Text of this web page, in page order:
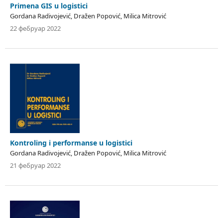
Primena GIS u logistici
Gordana Radivojević, Dražen Popović, Milica Mitrović
22 фебруар 2022
Kontroling i performanse u logistici
Gordana Radivojević, Dražen Popović, Milica Mitrović
21 фебруар 2022